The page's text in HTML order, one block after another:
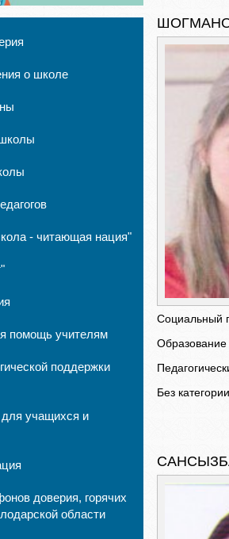
о школе
- читающая нация"
помощь учителям
поддержки
учащихся и
доверия, горячих
области
Социальный
Без категории.